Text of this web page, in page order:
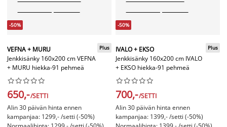
-50%
VEFNA + MURU
Jenkkisänky 160x200 cm VEFNA
+ MURU hiekka-91 pehmeä
Plus






650,-/SETTI
Alin 30 päivän hinta ennen
kampanjaa: 1299,- /setti (-50%)
-50%
IVALO + EKSO
Jenkkisänky 160x200 cm IVALO
+ EKSO hiekka-91 pehmeä
Plus






700,-/SETTI
Alin 30 päivän hinta ennen
kampanjaa: 1399,- /setti (-50%)